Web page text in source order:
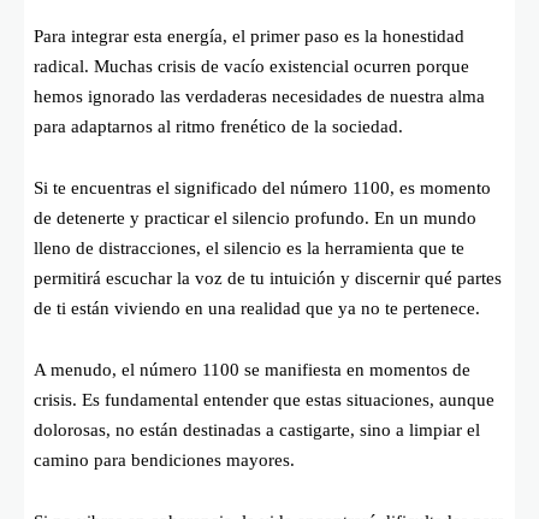
Para integrar esta energía, el primer paso es la honestidad
radical. Muchas crisis de vacío existencial ocurren porque
hemos ignorado las verdaderas necesidades de nuestra alma
para adaptarnos al ritmo frenético de la sociedad.
Si te encuentras el significado del número 1100, es momento
de detenerte y practicar el silencio profundo. En un mundo
lleno de distracciones, el silencio es la herramienta que te
permitirá escuchar la voz de tu intuición y discernir qué partes
de ti están viviendo en una realidad que ya no te pertenece.
A menudo, el número 1100 se manifiesta en momentos de
crisis. Es fundamental entender que estas situaciones, aunque
dolorosas, no están destinadas a castigarte, sino a limpiar el
camino para bendiciones mayores.